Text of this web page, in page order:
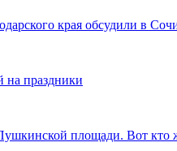
края обсудили в
на праздники
площади. Вот